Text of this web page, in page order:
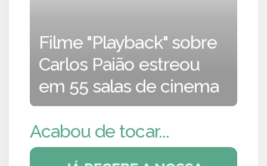
Filme "Playback" sobre
Carlos Paião estreou
em 55 salas de cinema
Acabou de tocar...